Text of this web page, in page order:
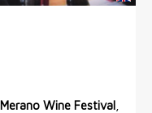
Merano Wine Festival